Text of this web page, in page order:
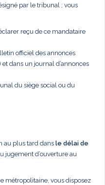
par le tribunal ; vous
reçu de ce mandataire
officiel des annonces
dans un journal d’annonces
du siège social ou du
au plus tard dans le délai de
jugement d’ouverture au
métropolitaine, vous disposez